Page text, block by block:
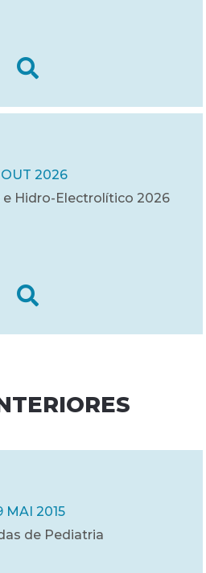
OUT 2026
e Hidro-Electrolítico 2026
MAI 2015
de Pediatria